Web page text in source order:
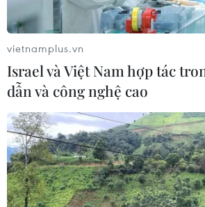
vietnamplus.vn
Israel và Việt Nam hợp tác
dẫn và công nghệ cao